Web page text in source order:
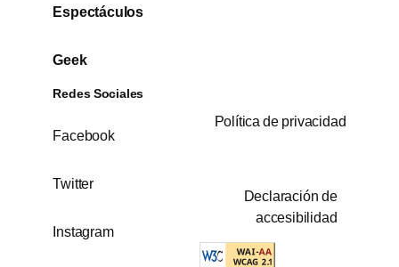
Espectáculos
Geek
Redes Sociales
Facebook
Twitter
Instagram
Política de privacidad
Declaración de
accesibilidad